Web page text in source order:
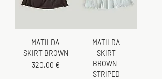
MATILDA
SKIRT BROWN
Cena
320,00 €
MATILDA
SKIRT
BROWN-
STRIPED